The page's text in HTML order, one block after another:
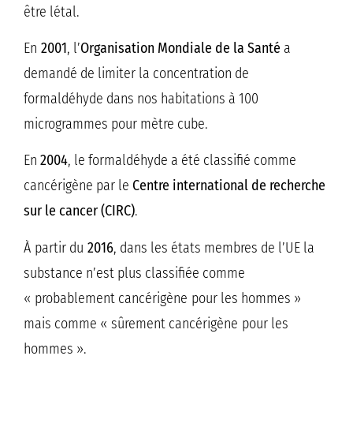
être létal.
En 2001, l’Organisation Mondiale de la Santé a
demandé de limiter la concentration de
formaldéhyde dans nos habitations à 100
microgrammes pour mètre cube.
En 2004, le formaldéhyde a été classifié comme
cancérigène par le Centre international de recherche
sur le cancer (CIRC).
À partir du 2016, dans les états membres de l’UE la
substance n’est plus classifiée comme
« probablement cancérigène pour les hommes »
mais comme « sûrement cancérigène pour les
hommes ».